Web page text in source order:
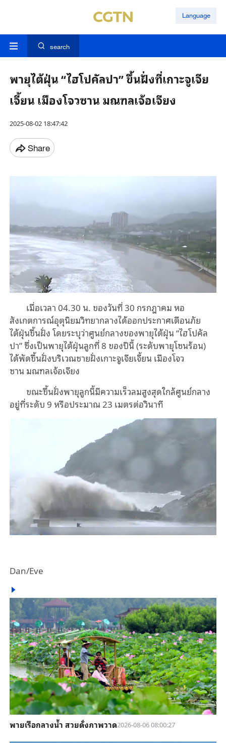
Language
search
พายุไต้ฝุ่น “ไฮโปคัลปา” ขึ้นฝั่งที่เกาะจูเจีย
เจี้ยน เมืองโจวซาน มณฑลเจ้อเจียง
2025-08-02 18:47:42
Share
เมื่อเวลา04.30น. ของวันที่30 กรกฎาคมหอ
สังเกตการณ์อุตุนิยมวิทยากลางได้ออกประกาศเตือนภัย
ไต้ฝุ่นขึ้นฝั่งโดยระบุว่าศูนย์กลางของพายุไต้ฝุ่น“ไฮโปคัล
ปา”ซึ่งเป็นพายุไต้ฝุ่นลูกที่8 ของปีนี้(ระดับพายุโซนร้อน)
ได้พัดขึ้นฝั่งบริเวณชายฝั่งเกาะจูเจียเจี้ยนเมืองโจว
ซานมณฑลเจ้อเจียง
ขณะขึ้นฝั่งพายุลูกนี้มีความเร็วลมสูงสุดใกล้ศูนย์กลาง
อยู่ที่ระดับ 9หรือประมาณ23 เมตรต่อวินาที
Dan/Eve
พายเรือกลางน้ำ สวยดั่งภาพวาด2026-08-06 08:00:27